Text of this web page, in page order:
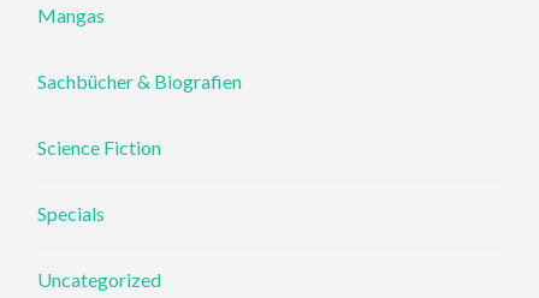
Mangas
Sachbücher & Biografien
Science Fiction
Specials
Uncategorized